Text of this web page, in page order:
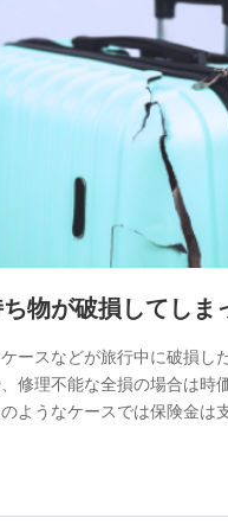
物が破損してしま
ースなどが旅行中に破損し
修理不能な全損の場合は時
ようなケースでは保険金は